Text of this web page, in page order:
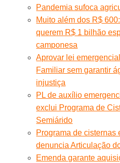
Pandemia sufoca
Muito além dos R$
querem R$ 1 bilhão
camponesa
Aprovar lei
Familiar sem garantir
injustiça
PL de auxílio
exclui Programa de
Semiárido
Programa de cisternas
denuncia Articulação
Emenda garante